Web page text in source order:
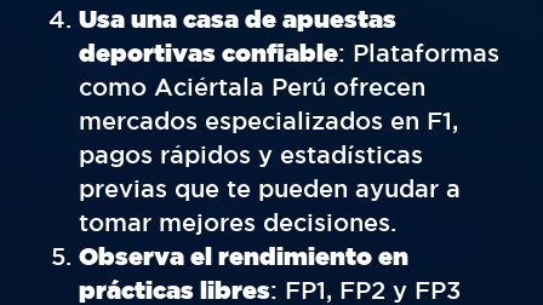
Usa una casa de apuestas
deportivas confiable: Plataformas
como Aciértala Perú ofrecen
mercados especializados en F1,
pagos rápidos y estadísticas
previas que te pueden ayudar a
tomar mejores decisiones.
Observa el rendimiento en
prácticas libres: FP1, FP2 y FP3